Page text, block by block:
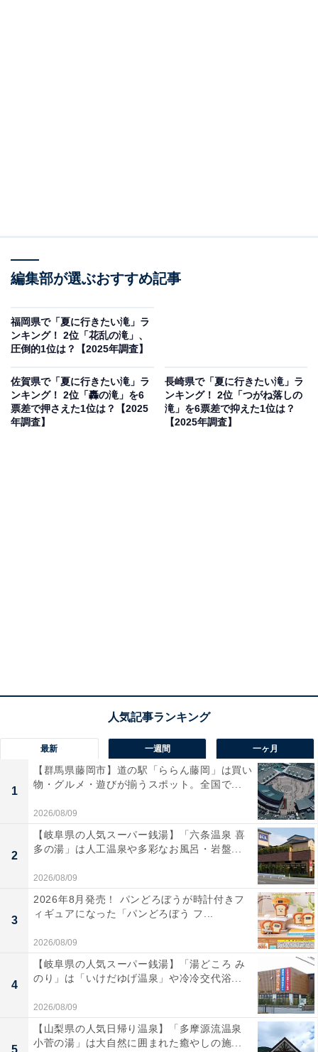
編集部が選ぶおすすめ記事
福岡県で「夏に行きたい滝」ラ
ンキング！ 2位「花乱の滝」、
圧倒的1位は？【2025年調査】
佐賀県で「夏に行きたい滝」ラ
ンキング！ 2位「轟の滝」を6
票差で押さえた1位は？【2025
年調査】
長崎県で「夏に行きたい滝」ラ
ンキング！ 2位「つがね落しの
滝」を6票差で抑えた1位は？
【2025年調査】
最新 一週間 一ヶ月
1
【群馬県藤岡市】道の駅「ららん藤岡」は買い
物・グルメ・遊びが揃うスポット。全国で...
2026/08/09
2
【岐阜県の人気スーパー銭湯】「六条温泉 喜
多の湯」は人工温泉や多彩なお風呂・岩盤...
2026/08/09
3
2026年8月発売！ パンどろぼうが時計付きフ
ィギュアになった「パンどろぼう フ...
2026/08/09
4
【岐阜県の人気スーパー銭湯】「湯どころ み
のり」は「いけだゆげ温泉」や冷冷交代浴...
2026/08/09
5
【山梨県の人気日帰り温泉】「多摩源流温泉
小菅の湯」は大自然に囲まれた癒やしの施...